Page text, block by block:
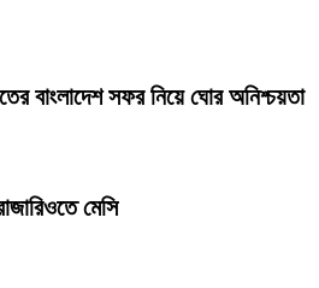
বাংলাদেশ সফর নিয়ে ঘোর অনিশ্চয়তা
মেসি